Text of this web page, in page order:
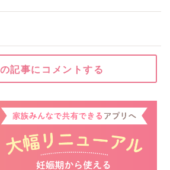
記事にコメントする